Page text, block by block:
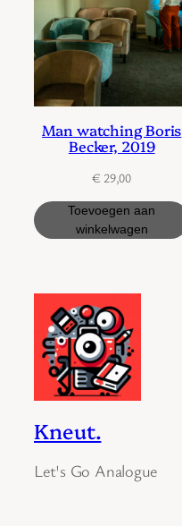
Man watching Boris
Becker, 2019
€ 29,00
Toevoegen aan
winkelwagen
Kneut.
Let's Go Analogue